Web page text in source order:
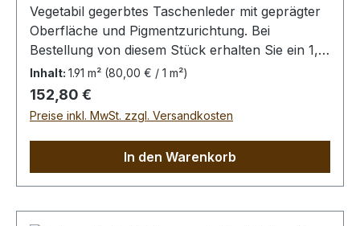
Vegetabil gegerbtes Taschenleder mit geprägter
Oberfläche und Pigmentzurichtung. Bei
Bestellung von diesem Stück erhalten Sie ein 1,91
m² großes Leder. Das Kernstück ist 140 cm x 65
cm groß (siehe Foto 2).
Inhalt: 1.91 m² (80,00 € / 1 m²)
Regulärer Preis:
152,80 €
Preise inkl. MwSt. zzgl. Versandkosten
In den Warenkorb